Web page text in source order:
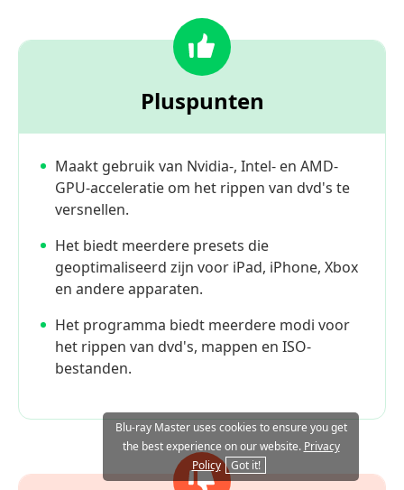
Pluspunten
Maakt gebruik van Nvidia-, Intel- en AMD-
GPU-acceleratie om het rippen van dvd's te
versnellen.
Het biedt meerdere presets die
geoptimaliseerd zijn voor iPad, iPhone, Xbox
en andere apparaten.
Het programma biedt meerdere modi voor
het rippen van dvd's, mappen en ISO-
bestanden.
Blu-ray Master uses cookies to ensure you get
the best experience on our website. Privacy
Policy
Got it!